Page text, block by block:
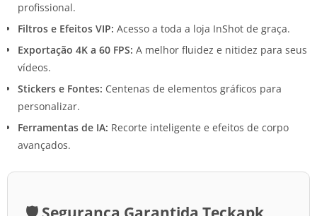
profissional.
Filtros e Efeitos VIP: Acesso a toda a loja InShot de graça.
Exportação 4K a 60 FPS: A melhor fluidez e nitidez para seus
vídeos.
Stickers e Fontes: Centenas de elementos gráficos para
personalizar.
Ferramentas de IA: Recorte inteligente e efeitos de corpo
avançados.